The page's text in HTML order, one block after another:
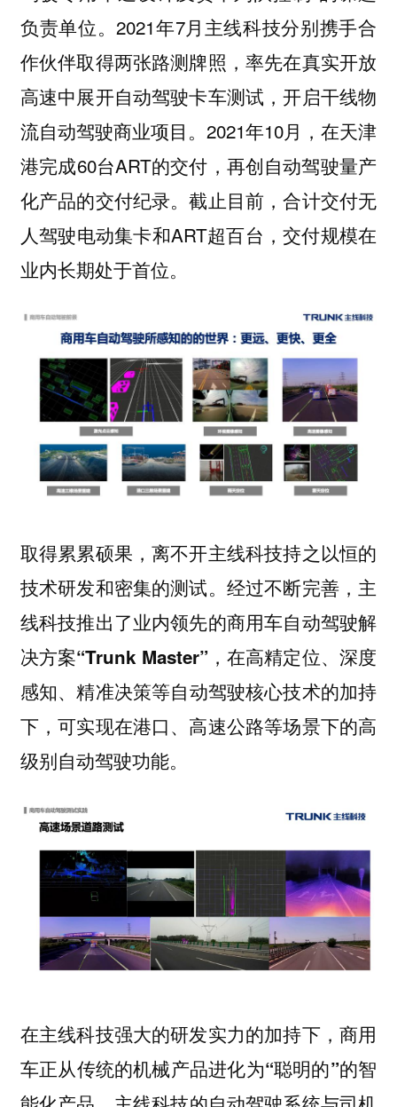
负责单位。2021年7月主线科技分别携手合
作伙伴取得两张路测牌照，率先在真实开放
高速中展开自动驾驶卡车测试，开启干线物
流自动驾驶商业项目。2021年10月，在天津
港完成60台ART的交付，再创自动驾驶量产
化产品的交付纪录。截止目前，合计交付无
人驾驶电动集卡和ART超百台，交付规模在
业内长期处于首位。
取得累累硕果，离不开主线科技持之以恒的
技术研发和密集的测试。经过不断完善，主
线科技推出了业内领先的商用车自动驾驶解
决方案“Trunk Master” ，在高精定位、深度
感知、精准决策等自动驾驶核心技术的加持
下，可实现在港口、高速公路等场景下的高
级别自动驾驶功能。
在主线科技强大的研发实力的加持下， 商用
车正从传统的机械产品进化为“聪明的”的智